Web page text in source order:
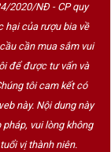
2020/NĐ - CP quy
hại của rượu bia về
cần mua sắm vui
để được tư vấn và
tôi cam kết có
này. Nội dung này
vui lòng không
vị thành niên.